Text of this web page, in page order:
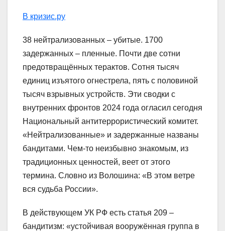
В кризис.ру
38 нейтрализованных – убитые. 1700
задержанных – пленные. Почти две сотни
предотвращённых терактов. Сотня тысяч
единиц изъятого огнестрела, пять с половиной
тысяч взрывных устройств. Эти сводки с
внутренних фронтов 2024 года огласил сегодня
Национальный антитеррористический комитет.
«Нейтрализованные» и задержанные названы
бандитами. Чем-то неизбывно знакомым, из
традиционных ценностей, веет от этого
термина. Словно из Волошина: «В этом ветре
вся судьба России».
В действующем УК РФ есть статья 209 –
бандитизм: «устойчивая вооружённая группа в